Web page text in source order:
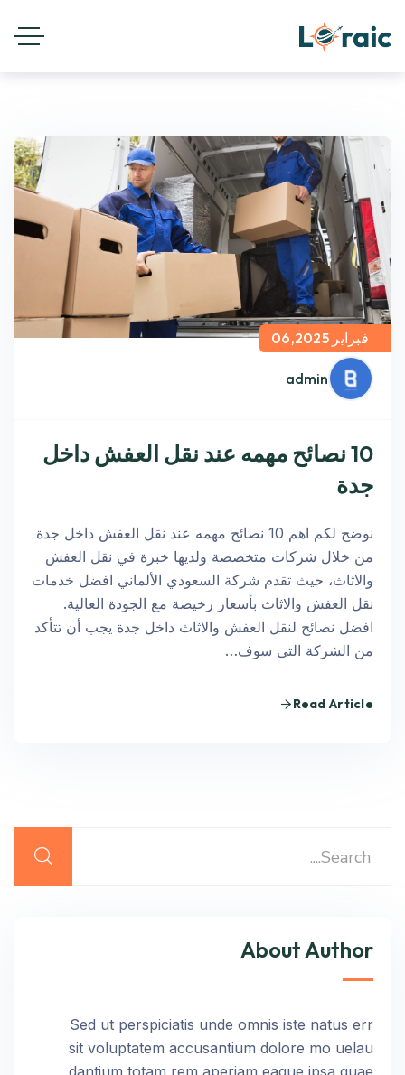
admin
فبراير 06,2025
10 نصائح مهمه عند نقل العفش داخل
جدة
نوضح لكم اهم 10 نصائح مهمه عند نقل العفش داخل جدة
من خلال شركات متخصصة ولديها خبرة في نقل العفش
والاثاث، حيث تقدم شركة السعودي الألماني افضل خدمات
نقل العفش والاثاث بأسعار رخيصة مع الجودة العالية.
افضل نصائح لنقل العفش والاثاث داخل جدة يجب أن تتأكد
من الشركة التى سوف…
Read Article
About Author
Sed ut perspiciatis unde omnis iste natus err
sit voluptatem accusantium dolore mo uelau
dantium totam rem aperiam eaque ipsa quae